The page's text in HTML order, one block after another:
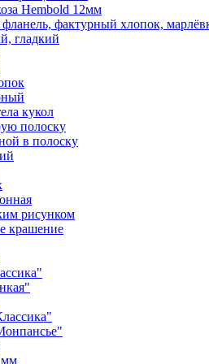
Hembold 12мм
фактурный хлопок,
гладкий
кукол
полоску
в полоску
рисунком
крашение
мм